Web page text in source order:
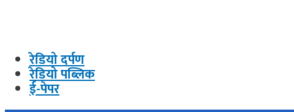
रेडियो दर्पण
रेडियो पब्लिक
ई-पेपर